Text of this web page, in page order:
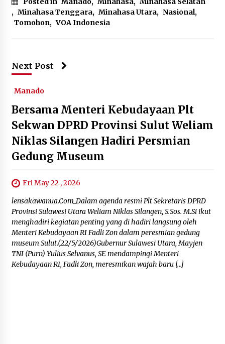
, Minahasa Tenggara, Minahasa Utara, Nasional,
Tomohon, VOA Indonesia
Next Post
Manado
Bersama Menteri Kebudayaan Plt
Sekwan DPRD Provinsi Sulut Weliam
Niklas Silangen Hadiri Persmian
Gedung Museum
Fri May 22 , 2026
lensakawanua.Com_Dalam agenda resmi Plt Sekretaris DPRD
Provinsi Sulawesi Utara Weliam Niklas Silangen, S.Sos. M.Si ikut
menghadiri kegiatan penting yang di hadiri langsung oleh
Menteri Kebudayaan RI Fadli Zon dalam peresmian gedung
museum Sulut.(22/5/2026)Gubernur Sulawesi Utara, Mayjen
TNI (Purn) Yulius Selvanus, SE mendampingi Menteri
Kebudayaan RI, Fadli Zon, meresmikan wajah baru […]